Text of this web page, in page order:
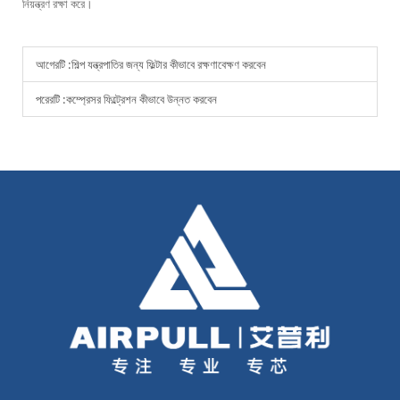
আগেরটি :শিল্প যন্ত্রপাতির জন্য ফিল্টার কীভাবে রক্ষণাবেক্ষণ করবেন
পরেরটি :কম্প্রেসর ফিল্ট্রেশন কীভাবে উন্নত করবেন